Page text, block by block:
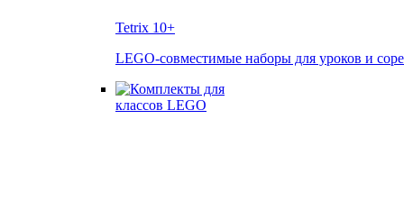
Tetrix 10+
LEGO-совместимые наборы для уроков и